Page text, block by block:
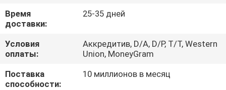
СПРОСИТЕ
ЦИТАТУ
COMPANY
NEWS
Время
доставки:
25-35 дней
Условия
оплаты:
Аккредитив, D/A, D/P, T/T, Western
Union, MoneyGram
Поставка
способности:
10 миллионов в месяц